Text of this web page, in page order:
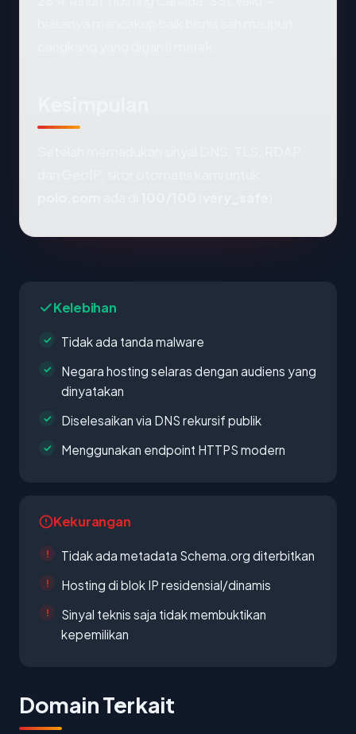
Kelebihan
Tidak ada tanda malware
Negara hosting selaras dengan audiens yang
dinyatakan
Diselesaikan via DNS rekursif publik
Menggunakan endpoint HTTPS modern
Kekurangan
Tidak ada metadata Schema.org diterbitkan
Hosting di blok IP residensial/dinamis
Sinyal teknis saja tidak membuktikan
kepemilikan
Domain Terkait